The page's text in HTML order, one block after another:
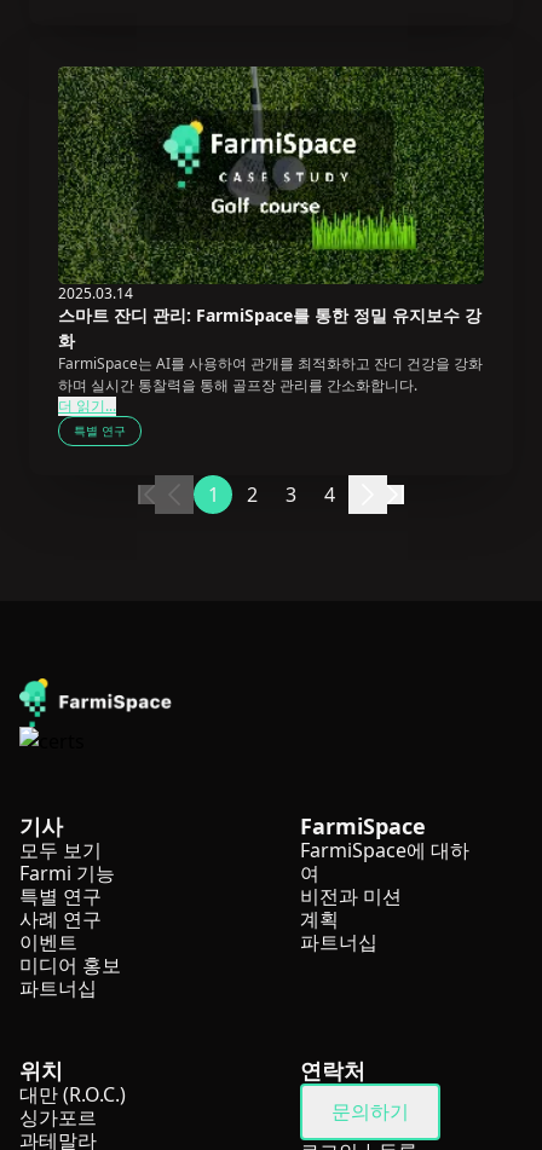
2025.03.14
스마트 잔디 관리: FarmiSpace를 통한 정밀 유지보수 강
화
FarmiSpace는 AI를 사용하여 관개를 최적화하고 잔디 건강을 강화
하며 실시간 통찰력을 통해 골프장 관리를 간소화합니다.
더 읽기...
특별 연구
1 2 3 4
기사
모두 보기
Farmi 기능
특별 연구
사례 연구
이벤트
미디어 홍보
파트너십
FarmiSpace
FarmiSpace에 대하
여
비전과 미션
계획
파트너십
위치
대만 (R.O.C.)
싱가포르
과테말라
연락처
문의하기